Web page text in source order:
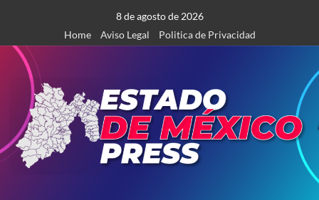
contenido
8 de agosto de 2026
Home
Aviso Legal Politica de Privacidad